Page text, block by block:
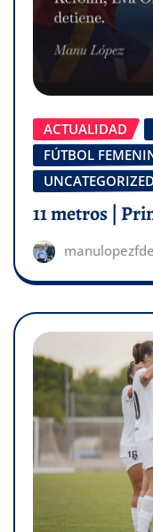
ACTUALIDAD
FÚTBOL
UNCATEGORIZED
11 metros |